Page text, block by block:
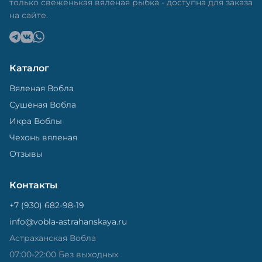
только свеженькая вяленая рыбка - доступна для заказа
на сайте.
Каталог
Вяленая Вобла
Сушёная Вобла
Икра Воблы
Чехонь вяленая
Отзывы
Контакты
+7 (930) 682-98-19
info@vobla-astrahanskaya.ru
Астраханская Вобла
07:00-22:00 Без выходных